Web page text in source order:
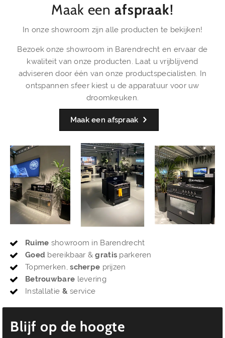
Maak een afspraak!
In onze showroom zijn alle producten te bekijken!
Bezoek onze showroom in Barendrecht en ervaar de
kwaliteit van onze producten. Laat u vrijblijvend
adviseren door één van onze productspecialisten. In
ontspannen sfeer kiest u de apparatuur voor uw
droomkeuken.
Maak een afspraak
Ruime showroom in Barendrecht
Goed bereikbaar &gratis parkeren
Topmerken,scherpe prijzen
Betrouwbare levering
Installatie & service
Blijf op de hoogte